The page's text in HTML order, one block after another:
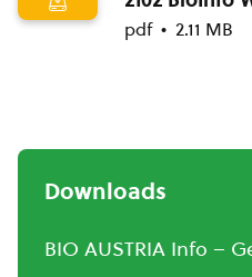
pdf 2.11 MB
Downloads
BIO AUSTRIA Info –